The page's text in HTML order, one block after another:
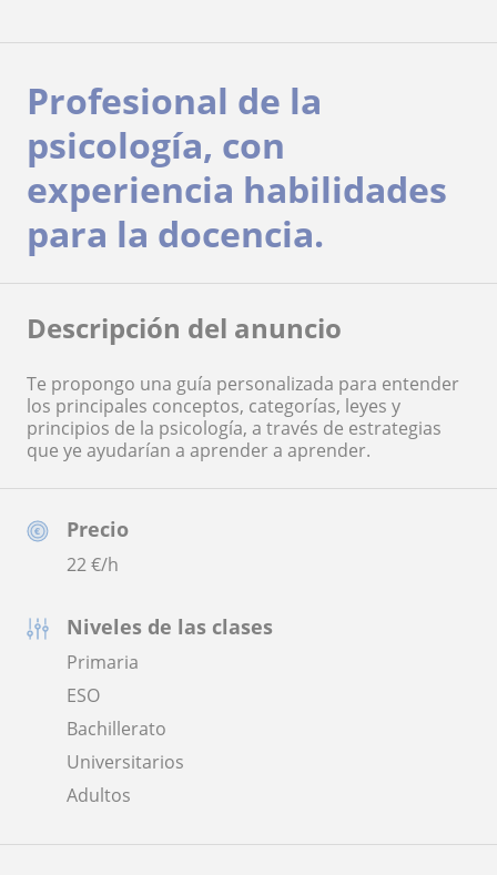
Precio
22€/h
Niveles de las clases
Primaria
ESO
Bachillerato
Universitarios
Adultos
Profesional de la
psicología, con
experiencia habilidades
para la docencia.
Descripción del anuncio
Te propongo una guía personalizada para entender
los principales conceptos, categorías, leyes y
principios de la psicología, a través de estrategias
que ye ayudarían a aprender a aprender.